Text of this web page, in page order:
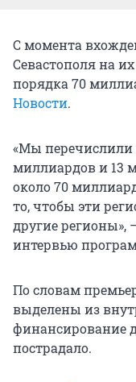
С момента
Севастополя на
порядка 70
Новости.
«Мы перечислили
миллиардов и 13
около 70
то, чтобы эти
другие регионы»,
интервью
По словам
выделены из
финансирование
пострадало.